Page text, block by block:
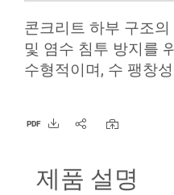
콘크리트 하부 구조
및 염수 침투 방지를
수형적이며, 수 팽창
PDF
제품 설명